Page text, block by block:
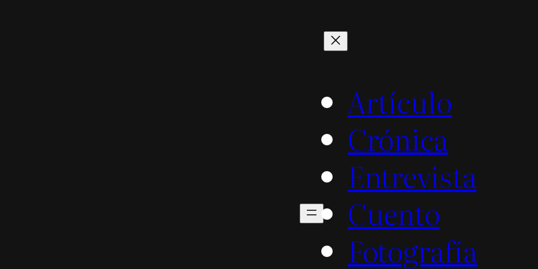
Artículo
Crónica
Entrevista
Cuento
Fotografía